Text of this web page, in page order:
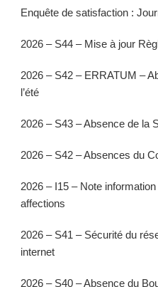
Enquête de satisfaction :
2026 – S44 – Mise à jour
2026 – S42 – ERRATUM –
l’été
2026 – S43 – Absence de la
2026 – S42 – Absences du
2026 – I15 – Note
affections
2026 – S41 – Sécurité du
internet
2026 – S40 – Absence du